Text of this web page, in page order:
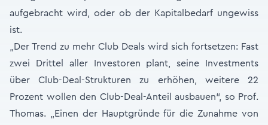
aufgebracht wird, oder ob der Kapitalbedarf ungewiss
ist.
„Der Trend zu mehr Club Deals wird sich fortsetzen: Fast
zwei Drittel aller Investoren plant, seine Investments
über Club-Deal-Strukturen zu erhöhen, weitere 22
Prozent wollen den Club-Deal-Anteil ausbauen“, so Prof.
Thomas. „Einen der Hauptgründe für die Zunahme von